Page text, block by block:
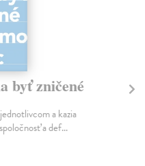
byť zničené
a kazia
a def...